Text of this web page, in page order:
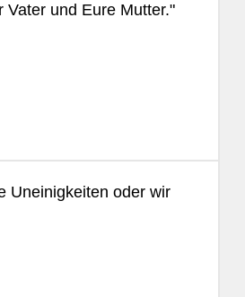
und Eure Mutter."
Uneinigkeiten oder wir